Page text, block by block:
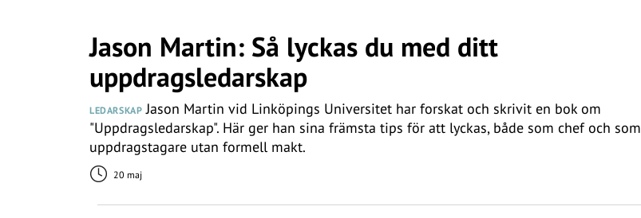
Jason Martin: Så lyckas du med ditt
uppdragsledarskap
LEDARSKAP Jason Martin vid Linköpings Universitet har forskat och skrivit en bok om
"Uppdragsledarskap". Här ger han sina främsta tips för att lyckas, både som chef och som
uppdragstagare utan formell makt.
20 maj